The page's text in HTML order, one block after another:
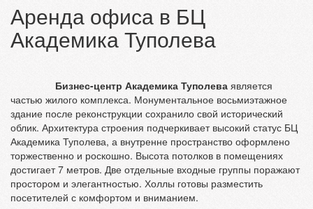
Аренда офиса в БЦ
Академика Туполева
Бизнес-центр Академика Туполева является
частью жилого комплекса. Монументальное восьмиэтажное
здание после реконструкции сохранило свой исторический
облик. Архитектура строения подчеркивает высокий статус БЦ
Академика Туполева, а внутренне пространство оформлено
торжественно и роскошно. Высота потолков в помещениях
достигает 7 метров. Две отдельные входные группы поражают
простором и элегантностью. Холлы готовы разместить
посетителей с комфортом и вниманием.